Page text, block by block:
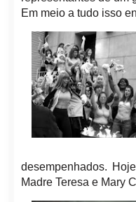
Em meio a tudo isso
desempenhados.
Madre Teresa e Mary